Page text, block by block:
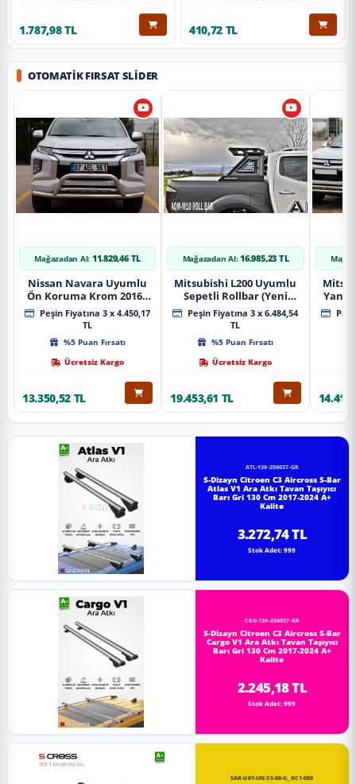
1.787,98 TL 410,72 TL
OTOMATIK FIRSAT SLIDER
Mağazadan Al: 11.829,46 TL
Nissan Navara Uyumlu
Ön Koruma Krom 2016+
Pst14 Parça
Peşin Fiyatına 3 x 4.450,17
TL
%5 Puan Fırsatı
Ücretsiz Kargo
13.350,52 TL
Mağazadan Al: 16.985,23 TL
Mitsubishi L200 Uyumlu
Sepetli Rollbar (Yeni
Nesil Sepetli Roll Bar
Aqm-M10)
Peşin Fiyatına 3 x 6.484,54
TL
%5 Puan Fırsatı
Ücretsiz Kargo
19.453,61 TL
Yan
ATL-130-250037-GR
S-Dizayn Citroen C3 Aircross S-Bar
Atlas V1 Ara Atkı Tavan Taşıyıcı
Barı Gri 130 Cm 2017-2024 A+
Kalite
3.272,74 TL
Stok Adet: 999
CRG-130-250037-GR
S-Dizayn Citroen C3 Aircross S-Bar
Cargo V1 Ara Atkı Tavan Taşıyıcı
Barı Gri 130 Cm 2017-2024 A+
Kalite
2.245,18 TL
Stok Adet: 999
SAR-U01-UN-35-00-G_AC1-089